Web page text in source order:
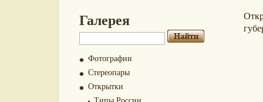
Галерея
Фотографии
Стереопары
Открытки